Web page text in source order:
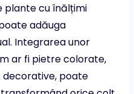
plante cu înălțimi
adăuga
Integrarea unor
ar fi pietre colorate,
decorative, poate